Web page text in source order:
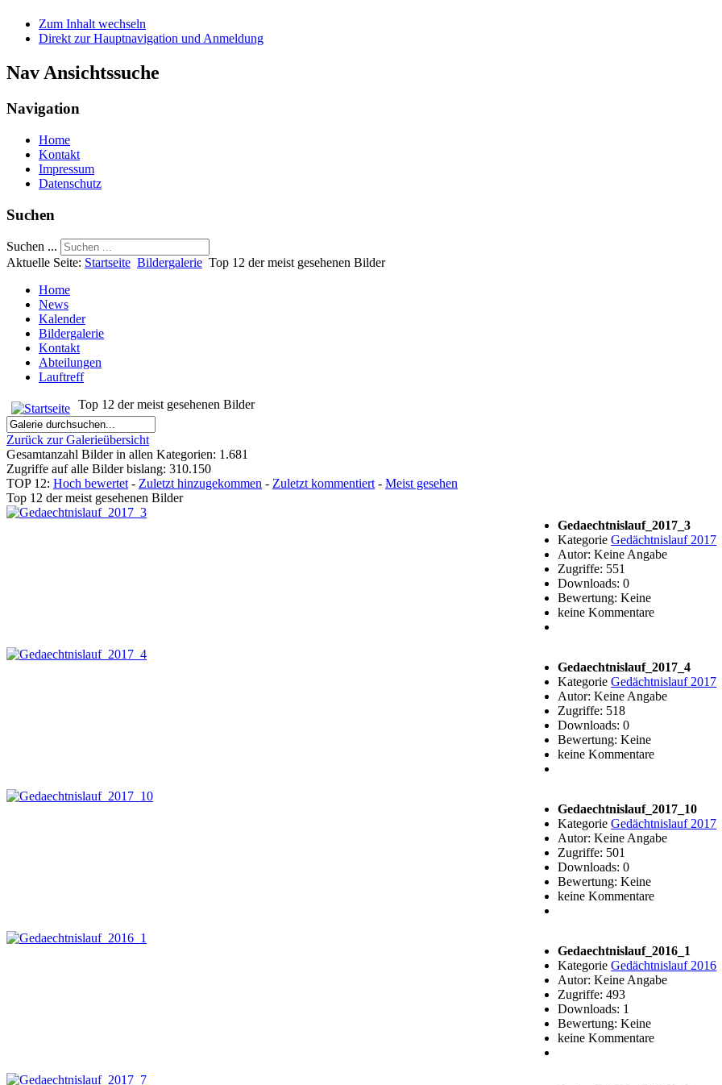
Zum Inhalt wechseln
Direkt zur Hauptnavigation und Anmeldung
Nav Ansichtssuche
Navigation
Home
Kontakt
Impressum
Datenschutz
Suchen
Suchen ...
Aktuelle Seite: Startseite Bildergalerie Top 12 der meist gesehenen Bilder
Home
News
Kalender
Bildergalerie
Kontakt
Abteilungen
Lauftreff
Top 12 der meist gesehenen Bilder
Zurück zur Galerieübersicht
Gesamtanzahl Bilder in allen Kategorien: 1.681
Zugriffe auf alle Bilder bislang: 310.150
TOP 12: Hoch bewertet- Zuletzt hinzugekommen - Zuletzt kommentiert- Meist gesehen
Top 12 der meist gesehenen Bilder
Gedaechtnislauf_2017_3
KategorieGedächtnislauf 2017
Autor: Keine Angabe
Zugriffe: 551
Downloads: 0
Bewertung: Keine
keine Kommentare
Gedaechtnislauf_2017_4
KategorieGedächtnislauf 2017
Autor: Keine Angabe
Zugriffe: 518
Downloads: 0
Bewertung: Keine
keine Kommentare
Gedaechtnislauf_2017_10
KategorieGedächtnislauf 2017
Autor: Keine Angabe
Zugriffe: 501
Downloads: 0
Bewertung: Keine
keine Kommentare
Gedaechtnislauf_2016_1
KategorieGedächtnislauf 2016
Autor: Keine Angabe
Zugriffe: 493
Downloads: 1
Bewertung: Keine
keine Kommentare